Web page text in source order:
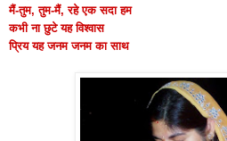
मैं-तुम, तुम-मैं, रहे एक सदा हम
कभी ना छुटे यह विश्वास
प्रिय यह जनम जनम का साथ